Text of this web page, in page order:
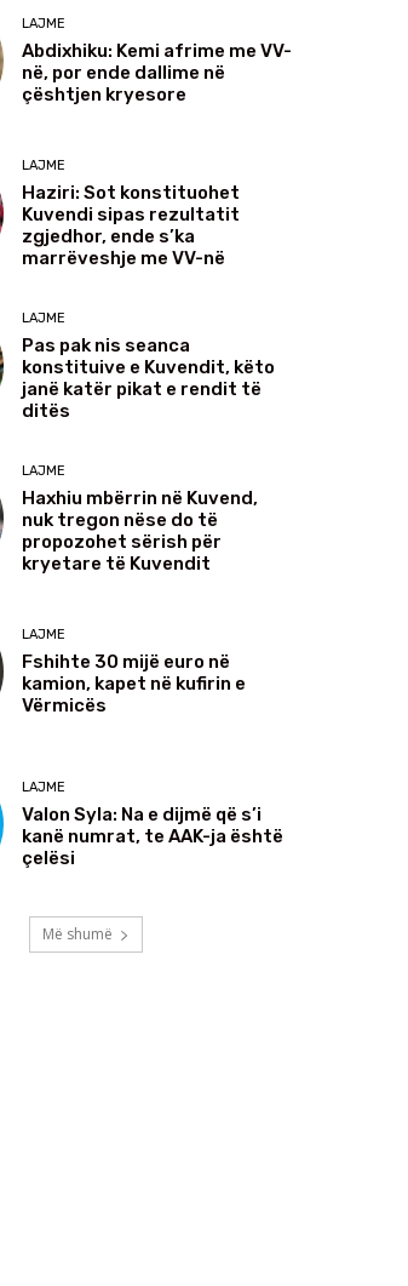
LAJME
Abdixhiku: Kemi afrime me VV-
në, por ende dallime në
çështjen kryesore
LAJME
Haziri: Sot konstituohet
Kuvendi sipas rezultatit
zgjedhor, ende s’ka
marrëveshje me VV-në
LAJME
Pas pak nis seanca
konstituive e Kuvendit, këto
janë katër pikat e rendit të
ditës
LAJME
Haxhiu mbërrin në Kuvend,
nuk tregon nëse do të
propozohet sërish për
kryetare të Kuvendit
LAJME
Fshihte 30 mijë euro në
kamion, kapet në kufirin e
Vërmicës
LAJME
Valon Syla: Na e dijmë që s’i
kanë numrat, te AAK-ja është
çelësi
Më shumë